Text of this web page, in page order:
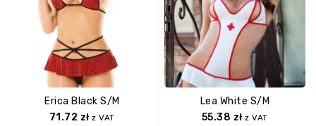
Erica Black S/M
71.72 zł z VAT
Lea White S/M
55.38 zł z VAT